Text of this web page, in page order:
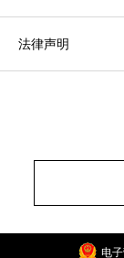
法律声明
电